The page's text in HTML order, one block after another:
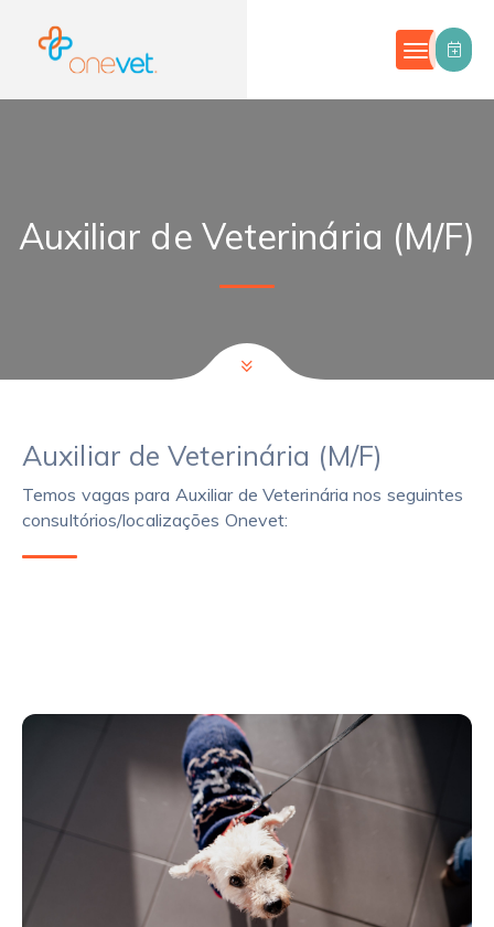
Auxiliar de Veterinária (M/F)
Auxiliar de Veterinária (M/F)
Temos vagas para Auxiliar de Veterinária nos seguintes
consultórios/localizações Onevet: